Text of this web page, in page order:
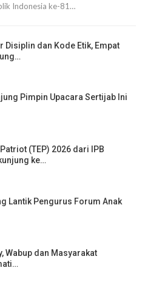
Indonesia ke-81…
Disiplin dan Kode Etik, Empat
Pimpin Upacara Sertijab Ini
(TEP) 2026 dari IPB
ke…
Lantik Pengurus Forum Anak
Wabup dan Masyarakat